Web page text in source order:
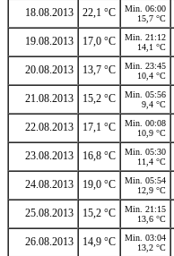
18.08.2013 22,1 °C
Min. 06:00
15,7 °C
19.08.2013 17,0 °C
Min. 21:12
14,1 °C
20.08.2013 13,7 °C
Min. 23:45
10,4 °C
21.08.2013 15,2 °C
Min. 05:56
9,4 °C
22.08.2013 17,1 °C
Min. 00:08
10,9 °C
23.08.2013 16,8 °C
Min. 05:30
11,4 °C
24.08.2013 19,0 °C
Min. 05:54
12,9 °C
25.08.2013 15,2 °C
Min. 21:15
13,6 °C
26.08.2013 14,9 °C
Min. 03:04
13,2 °C